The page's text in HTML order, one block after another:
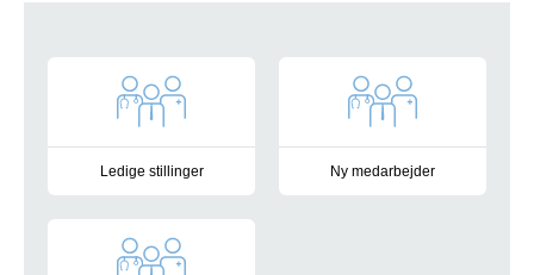
Ledige stillinger Ny medarbejder